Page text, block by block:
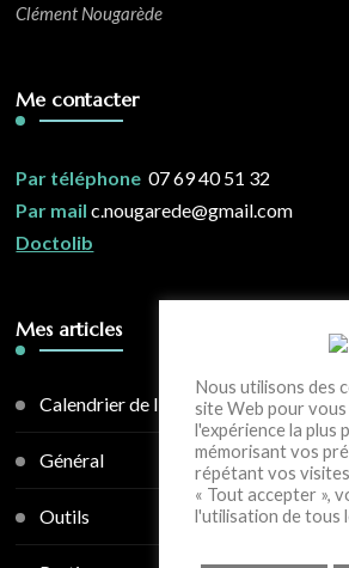
Clément Nougarède
Me contacter
Par téléphone 07 69 40 51 32
Par mail c.nougarede@gmail.com
Doctolib
Mes articles
Calendrier de l'avent
Général
Outils
Nous utilisons des
site Web pour
l'expérience la plus
mémorisant vos
répétant vos
« Tout accepter »,
l'utilisation de tous